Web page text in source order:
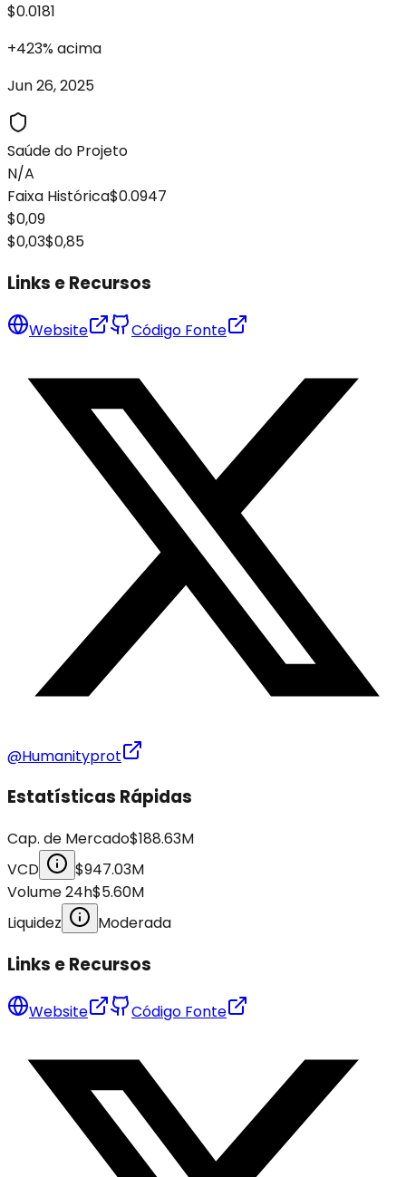
$0.0181
+423% acima
Jun 26, 2025
Saúde do Projeto
N/A
Faixa Histórica$0.0947
$0,09
$0,03$0,85
Links e Recursos
Website Código Fonte
@Humanityprot
Estatísticas Rápidas
Cap. de Mercado$188.63M
VCD
$947.03M
Volume 24h$5.60M
Liquidez
Moderada
Links e Recursos
Website Código Fonte